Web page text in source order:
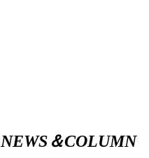
NEWS＆COLUMN